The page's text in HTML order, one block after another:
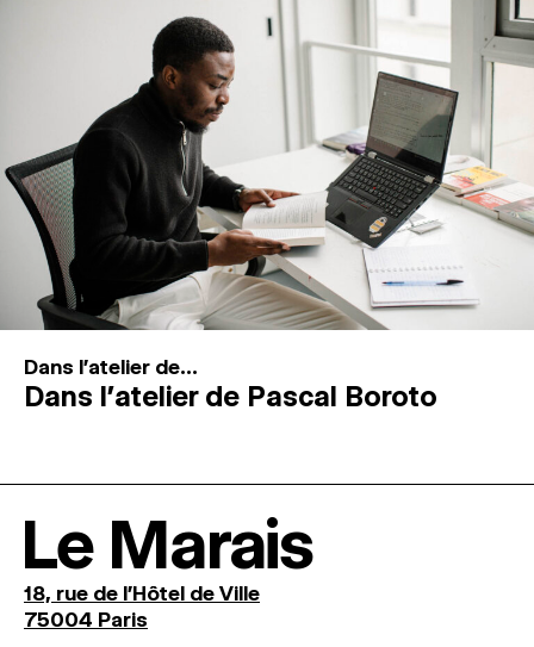
Dans l'atelier de...
Dans l’atelier de Pascal Boroto
Le Marais
18, rue de l'Hôtel de Ville
75004 Paris